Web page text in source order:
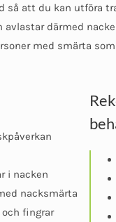
så att du kan utföra
därmed
med smärta
i nacken
nacksmärta
fingrar